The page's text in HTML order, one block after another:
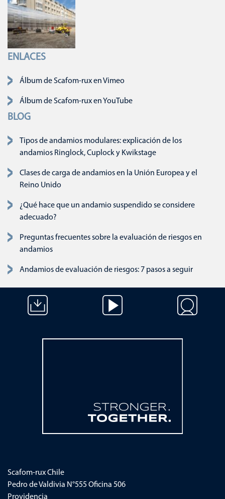
ENLACES
Saltar navegación
Álbum de Scafom-rux en Vimeo
Álbum de Scafom-rux en YouTube
BLOG
Tipos de andamios modulares: explicación de los
andamios Ringlock, Cuplock y Kwikstage
Clases de carga de andamios en la Unión Europea y el
Reino Unido
¿Qué hace que un andamio suspendido se considere
adecuado?
Preguntas frecuentes sobre la evaluación de riesgos en
andamios
Andamios de evaluación de riesgos: 7 pasos a seguir
Saltar navegación
Scafom-ruxChile
Pedro de Valdivia N°555 Oficina 506
Providencia